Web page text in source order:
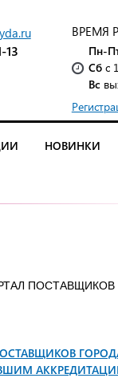
13
ВРЕМЯ
Пн-
Сбс
Вс
НОВИНКИ
ПОСТАВЩИКОВ